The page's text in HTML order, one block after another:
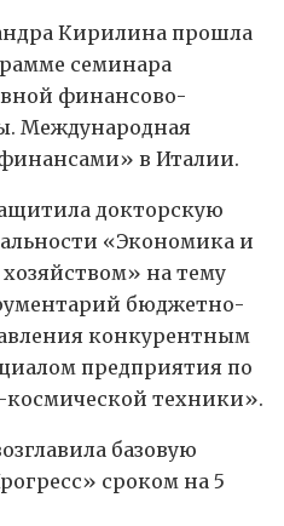
Кирилина прошла
семинара
финансово-
Международная
в Италии.
докторскую
«Экономика и
на тему
бюджетно-
конкурентным
предприятия по
космической техники».
базовую
сроком на 5